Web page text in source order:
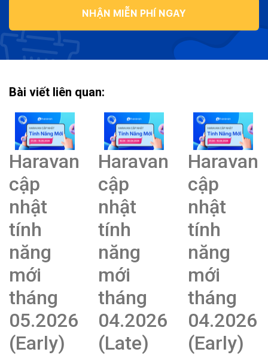
NHẬN MIỄN PHÍ NGAY
Bài viết liên quan:
Haravan
cập
nhật
tính
năng
mới
tháng
05.2026
(Early)
Haravan
cập
nhật
tính
năng
mới
tháng
04.2026
(Late)
Haravan
cập
nhật
tính
năng
mới
tháng
04.2026
(Early)